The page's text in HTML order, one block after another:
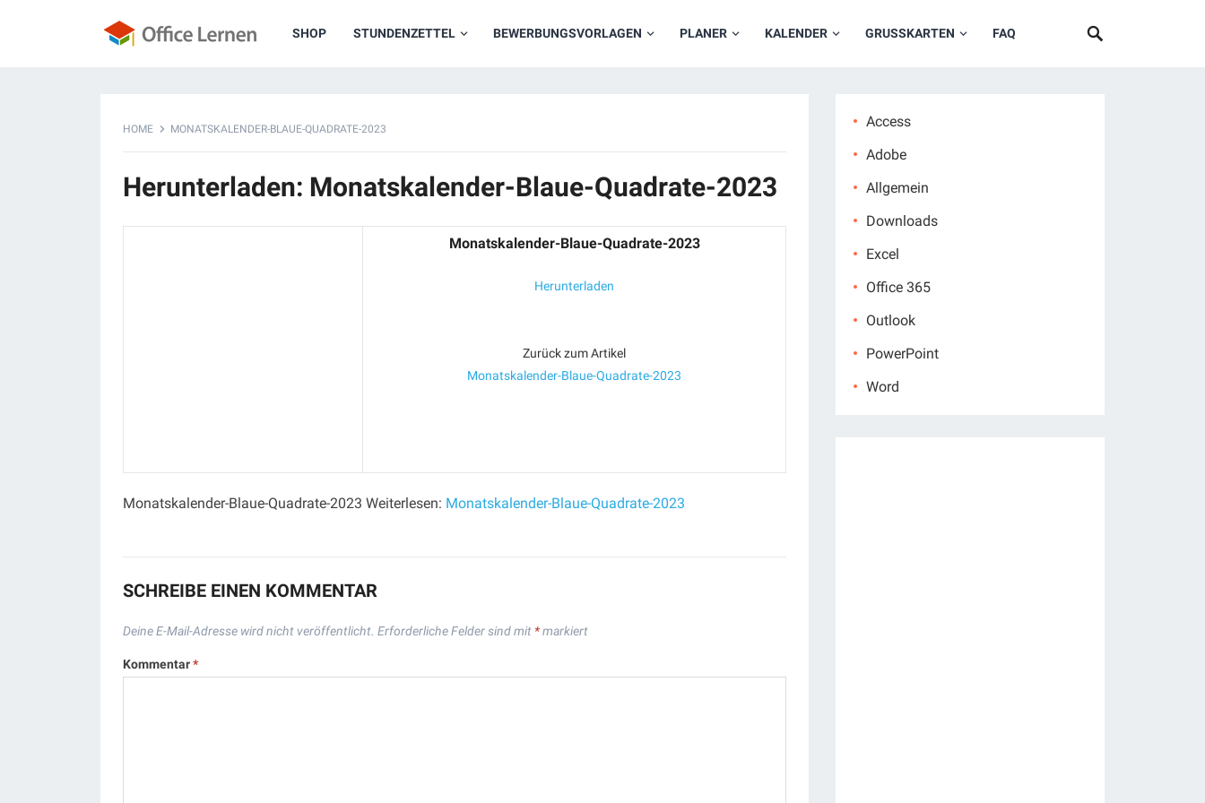
SHOP STUNDENZETTEL BEWERBUNGSVORLAGEN PLANER KALENDER GRUSSKARTEN FAQ
HOME MONATSKALENDER-BLAUE-QUADRATE-2023
Herunterladen: Monatskalender-Blaue-Quadrate-2023
Monatskalender-Blaue-Quadrate-2023
Herunterladen
Zurück zum Artikel
Monatskalender-Blaue-Quadrate-2023
Monatskalender-Blaue-Quadrate-2023 Weiterlesen: Monatskalender-Blaue-Quadrate-2023
SCHREIBE EINEN KOMMENTAR
Deine E-Mail-Adresse wird nicht veröffentlicht. Erforderliche Felder sind mit *markiert
Kommentar*
Access
Adobe
Allgemein
Downloads
Excel
Office 365
Outlook
PowerPoint
Word